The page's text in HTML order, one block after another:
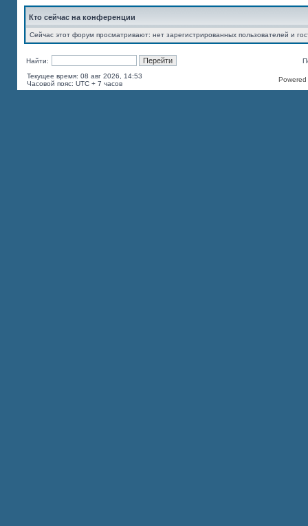
Кто сейчас на конференции
Сейчас этот форум просматривают: нет зарегистрированных пользователей и
Найти:
Текущее время: 08 авг 2026, 14:53
Часовой пояс: UTC + 7 часов